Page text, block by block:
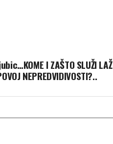
I ZAŠTO SLUŽI LAŽ
NEPREDVIDIVOSTI?..